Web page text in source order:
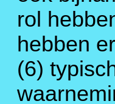
rol
hebben
(6)